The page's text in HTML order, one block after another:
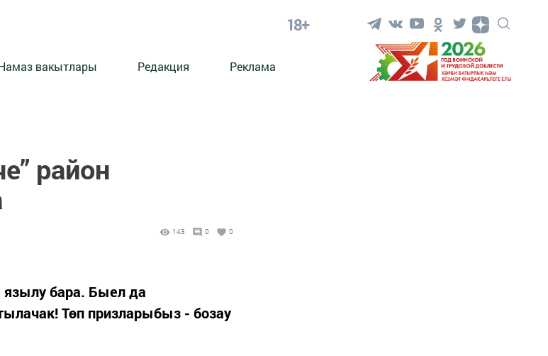
18+
вакытлары Редакция Реклама
район
143 0 0
язылу бара. Быел да
Төп призларыбыз - бозау